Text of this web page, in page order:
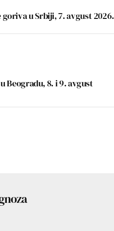
goriva u Srbiji, 7. avgust 2026.
Beogradu, 8. i 9. avgust